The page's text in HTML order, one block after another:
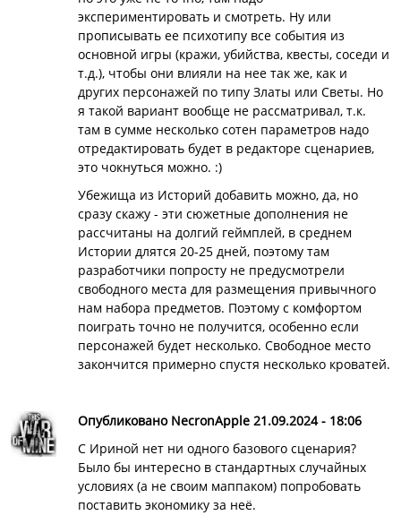
экспериментировать и смотреть. Ну или
прописывать ее психотипу все события из
основной игры (кражи, убийства, квесты, соседи и
т.д.), чтобы они влияли на нее так же, как и
других персонажей по типу Златы или Светы. Но
я такой вариант вообще не рассматривал, т.к.
там в сумме несколько сотен параметров надо
отредактировать будет в редакторе сценариев,
это чокнуться можно. :)
Убежища из Историй добавить можно, да, но
сразу скажу - эти сюжетные дополнения не
рассчитаны на долгий геймплей, в среднем
Истории длятся 20-25 дней, поэтому там
разработчики попросту не предусмотрели
свободного места для размещения привычного
нам набора предметов. Поэтому с комфортом
поиграть точно не получится, особенно если
персонажей будет несколько. Свободное место
закончится примерно спустя несколько кроватей.
Опубликовано NecronApple 21.09.2024 - 18:06
С Ириной нет ни одного базового сценария?
Было бы интересно в стандартных случайных
условиях (а не своим маппаком) попробовать
поставить экономику за неё.